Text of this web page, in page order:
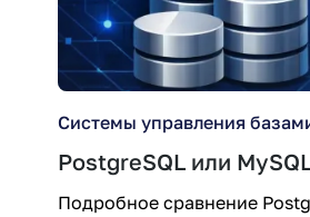
Системы управления
PostgreSQL или
Подробное сравнение